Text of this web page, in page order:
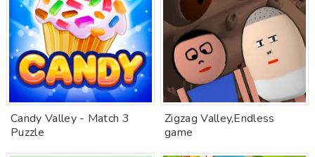
Candy Valley - Match 3
Puzzle
Zigzag Valley,Endless
game